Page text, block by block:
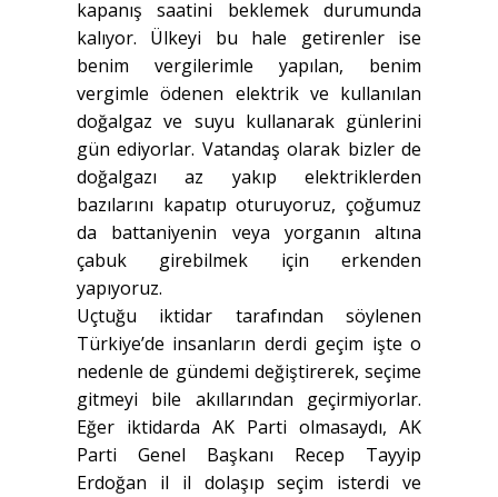
kapanış saatini beklemek durumunda
kalıyor. Ülkeyi bu hale getirenler ise
benim vergilerimle yapılan, benim
vergimle ödenen elektrik ve kullanılan
doğalgaz ve suyu kullanarak günlerini
gün ediyorlar. Vatandaş olarak bizler de
doğalgazı az yakıp elektriklerden
bazılarını kapatıp oturuyoruz, çoğumuz
da battaniyenin veya yorganın altına
çabuk girebilmek için erkenden
yapıyoruz.
Uçtuğu iktidar tarafından söylenen
Türkiye’de insanların derdi geçim işte o
nedenle de gündemi değiştirerek, seçime
gitmeyi bile akıllarından geçirmiyorlar.
Eğer iktidarda AK Parti olmasaydı, AK
Parti Genel Başkanı Recep Tayyip
Erdoğan il il dolaşıp seçim isterdi ve